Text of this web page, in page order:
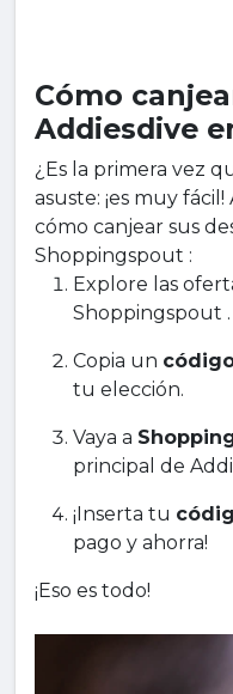
Cómo
Addiesdive
¿Es la primera vez
asuste: ¡es muy
cómo canjear sus
Shoppingspout :
Explore las
Shoppingspout .
Copia un
tu elección.
Vaya a
principal de
¡Inserta tu
pago y ahorra!
¡Eso es todo!